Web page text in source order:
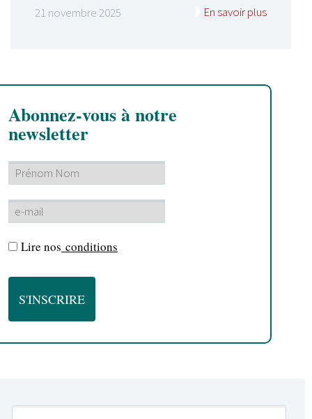
21 novembre 2025 En savoir plus
Abonnez-vous à notre
newsletter
Lire nos conditions